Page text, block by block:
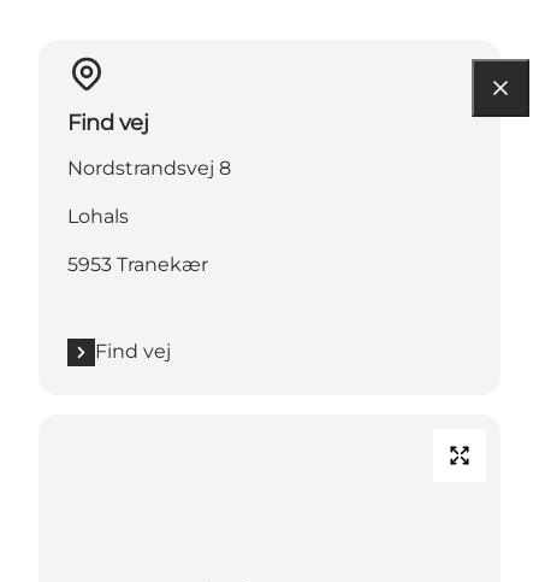
Find vej
Nordstrandsvej 8
Lohals
5953 Tranekær
Find vej